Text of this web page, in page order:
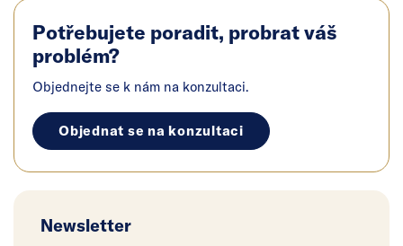
Potřebujete poradit, probrat váš
problém?
Objednejte se k nám na konzultaci.
Objednat se na konzultaci
Newsletter